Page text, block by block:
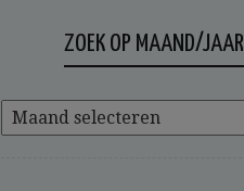
ZOEK OP MAAND/JAAR